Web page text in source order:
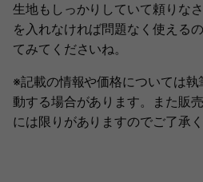
生地もしっかりしていて頼りな
を入れなければ問題なく使える
てみてくださいね。
※記載の情報や価格については
動する場合があります。また販
には限りがありますのでご了承く